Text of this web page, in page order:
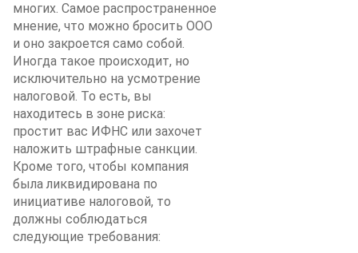
многих. Самое распространенное
мнение, что можно бросить ООО
и оно закроется само собой.
Иногда такое происходит, но
исключительно на усмотрение
налоговой. То есть, вы
находитесь в зоне риска:
простит вас ИФНС или захочет
наложить штрафные санкции.
Кроме того, чтобы компания
была ликвидирована по
инициативе налоговой, то
должны соблюдаться
следующие требования: